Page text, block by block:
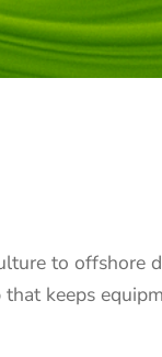
to offshore
keeps